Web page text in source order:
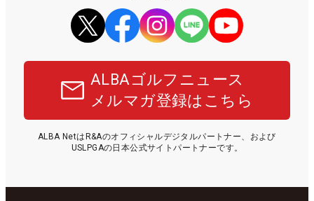
ALBAゴルフニュース
メルマガ登録はこちら
ALBA NetはR&Aのオフィシャルデジタルパートナー、および
USLPGAの日本公式サイトパートナーです。